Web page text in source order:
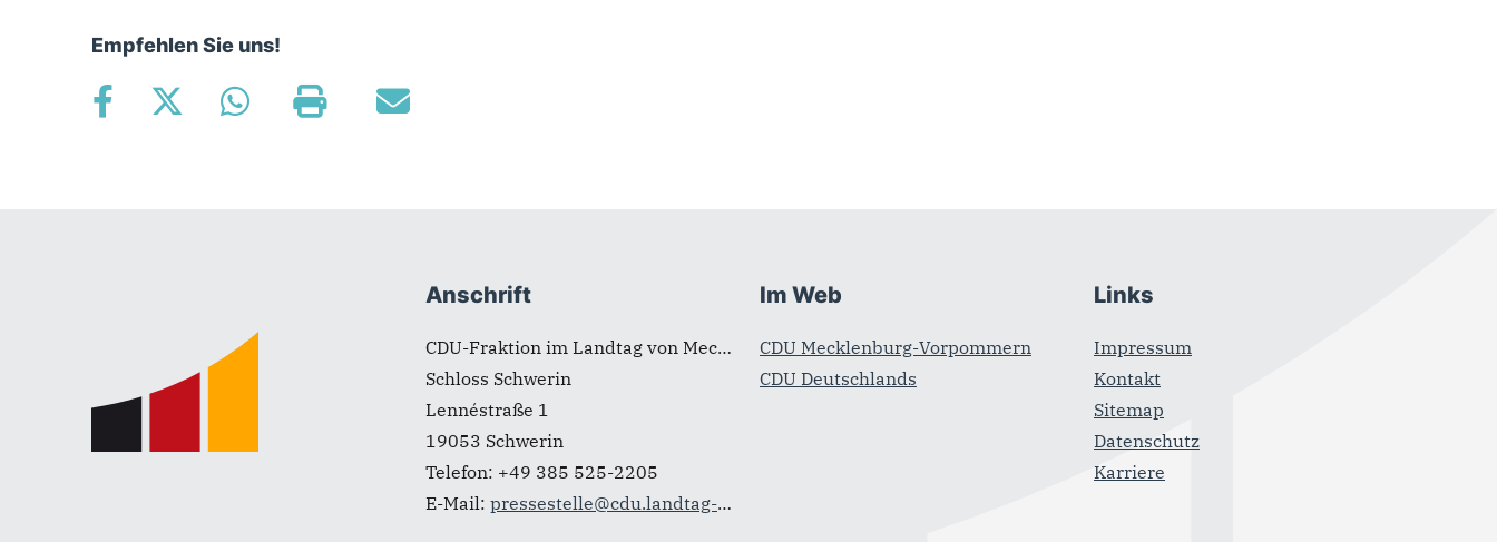
Empfehlen Sie uns!
Anschrift
CDU-Fraktion im Landtag von Mecklenburg-Vorpommern
Schloss Schwerin
Lennéstraße 1
19053 Schwerin
Telefon: +49 385 525-2205
E-Mail: pressestelle@cdu.landtag-mv.de
Im Web
CDU Mecklenburg-Vorpommern
CDU Deutschlands
Links
Impressum
Kontakt
Sitemap
Datenschutz
Karriere